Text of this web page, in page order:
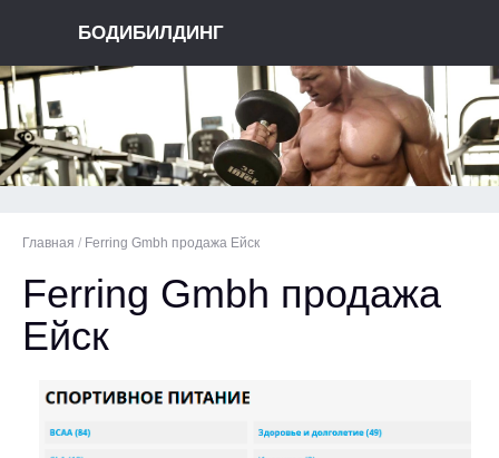
БОДИБИЛДИНГ
Главная / Ferring Gmbh продажа Ейск
Ferring Gmbh продажа
Ейск